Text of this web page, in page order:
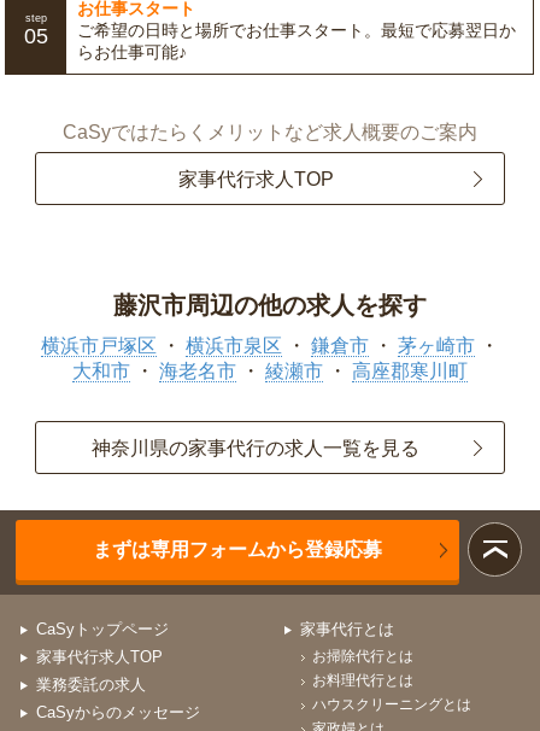
step
05
お仕事スタート
ご希望の日時と場所でお仕事スタート。最短で応募翌日か
らお仕事可能♪
CaSyではたらくメリットなど求人概要のご案内
家事代行求人TOP
藤沢市周辺の他の求人を探す
横浜市戸塚区 横浜市泉区 鎌倉市
茅ヶ崎市
大和市
海老名市 綾瀬市 高座郡寒川町
神奈川県の家事代行の求人一覧を見る
まずは専用フォームから登録応募
CaSyトップページ
家事代行求人TOP
業務委託の求人
CaSyからのメッセージ
家事代行とは
お掃除代行とは
お料理代行とは
ハウスクリーニングとは